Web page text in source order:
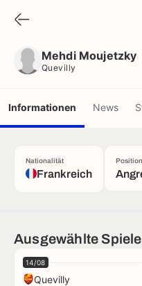
Mehdi Moujetzky
Quevilly
Informationen News
Nationalität
Frankreich
Position
Ausgewählte Spiele
14/08
Quevilly